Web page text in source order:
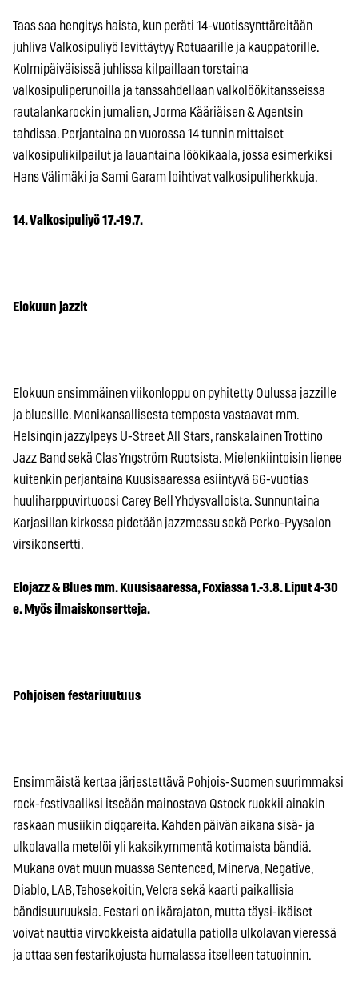
Taas saa hengitys haista, kun peräti 14-vuotissynttäreitään
juhliva Valkosipuliyö levittäytyy Rotuaarille ja kauppatorille.
Kolmipäiväisissä juhlissa kilpaillaan torstaina
valkosipuliperunoilla ja tanssahdellaan valkolöökitansseissa
rautalankarockin jumalien, Jorma Kääriäisen & Agentsin
tahdissa. Perjantaina on vuorossa 14 tunnin mittaiset
valkosipulikilpailut ja lauantaina löökikaala, jossa esimerkiksi
Hans Välimäki ja Sami Garam loihtivat valkosipuliherkkuja.
14. Valkosipuliyö 17.-19.7.
Elokuun jazzit
Elokuun ensimmäinen viikonloppu on pyhitetty Oulussa jazzille
ja bluesille. Monikansallisesta temposta vastaavat mm.
Helsingin jazzylpeys U-Street All Stars, ranskalainen Trottino
Jazz Band sekä Clas Yngström Ruotsista. Mielenkiintoisin lienee
kuitenkin perjantaina Kuusisaaressa esiintyvä 66-vuotias
huuliharppuvirtuoosi Carey Bell Yhdysvalloista. Sunnuntaina
Karjasillan kirkossa pidetään jazzmessu sekä Perko-Pyysalon
virsikonsertti.
Elojazz & Blues mm. Kuusisaaressa, Foxiassa 1.-3.8. Liput 4-30
e. Myös ilmaiskonsertteja.
Pohjoisen festariuutuus
Ensimmäistä kertaa järjestettävä Pohjois-Suomen suurimmaksi
rock-festivaaliksi itseään mainostava Qstock ruokkii ainakin
raskaan musiikin diggareita. Kahden päivän aikana sisä- ja
ulkolavalla metelöi yli kaksikymmentä kotimaista bändiä.
Mukana ovat muun muassa Sentenced, Minerva, Negative,
Diablo, LAB, Tehosekoitin, Velcra sekä kaarti paikallisia
bändisuuruuksia. Festari on ikärajaton, mutta täysi-ikäiset
voivat nauttia virvokkeista aidatulla patiolla ulkolavan vieressä
ja ottaa sen festarikojusta humalassa itselleen tatuoinnin.